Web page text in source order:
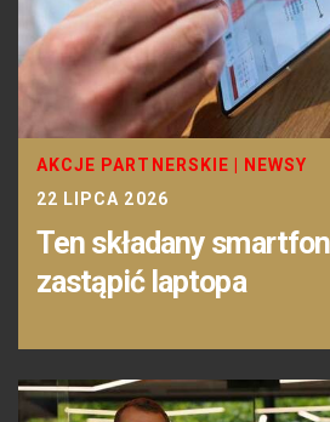
AKCJE PARTNERSKIE
NEWSY
22 LIPCA 2026
Ten składany
zastąpić laptopa